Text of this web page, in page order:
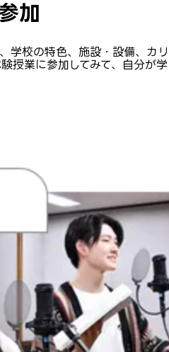
加
学校の特色、施設・設備、カ
授業に参加してみて、自分が